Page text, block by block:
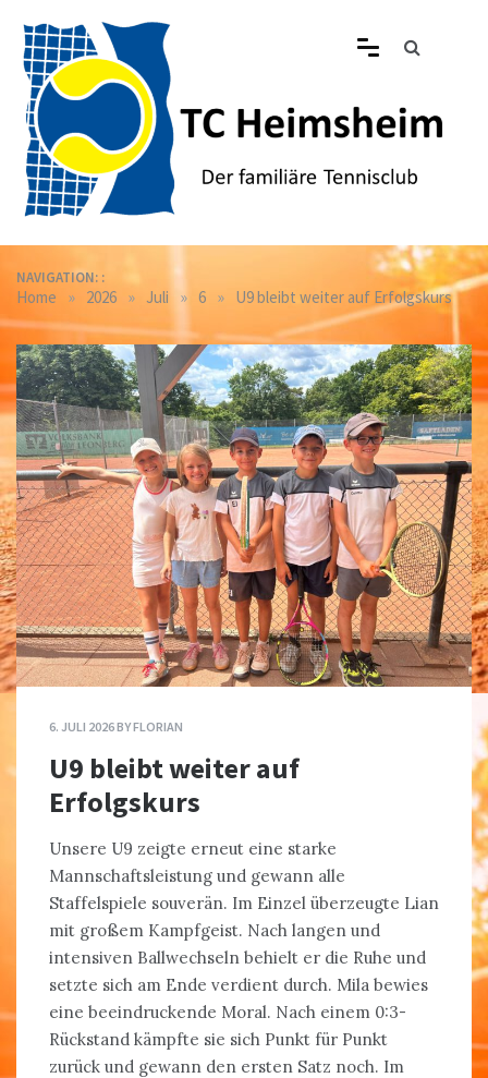
content
Tennisclub Heimsheim
NAVIGATION: :
Home » 2026 » Juli » 6 » U9 bleibt weiter auf Erfolgskurs
6. JULI 2026BYFLORIAN
U9 bleibt weiter auf
Erfolgskurs
Unsere U9 zeigte erneut eine starke
Mannschaftsleistung und gewann alle
Staffelspiele souverän. Im Einzel überzeugte Lian
mit großem Kampfgeist. Nach langen und
intensiven Ballwechseln behielt er die Ruhe und
setzte sich am Ende verdient durch. Mila bewies
eine beeindruckende Moral. Nach einem 0:3-
Rückstand kämpfte sie sich Punkt für Punkt
zurück und gewann den ersten Satz noch. Im